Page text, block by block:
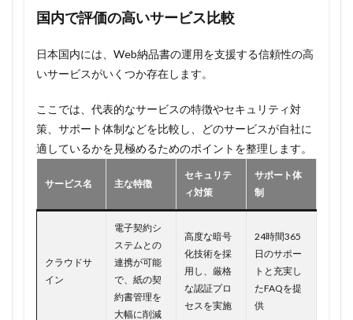
国内で評価の高いサービス比較
日本国内には、Web納品書の運用を支援する信頼性の高
いサービスがいくつか存在します。
ここでは、代表的なサービスの特徴やセキュリティ対
策、サポート体制などを比較し、どのサービスが自社に
適しているかを見極めるためのポイントを整理します。
サービス名 主な特徴
セキュリテ
ィ対策
サポート体
制
クラウドサ
イン
電子契約シ
ステムとの
連携が可能
で、紙の契
約書管理を
大幅に削減
高度な暗号
化技術を採
用し、厳格
な認証プロ
セスを実施
24時間365
日のサポー
トと充実し
たFAQを提
供